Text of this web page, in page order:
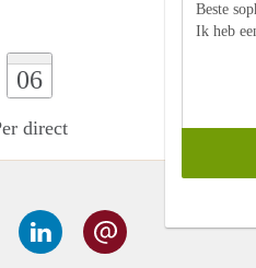
06
direct